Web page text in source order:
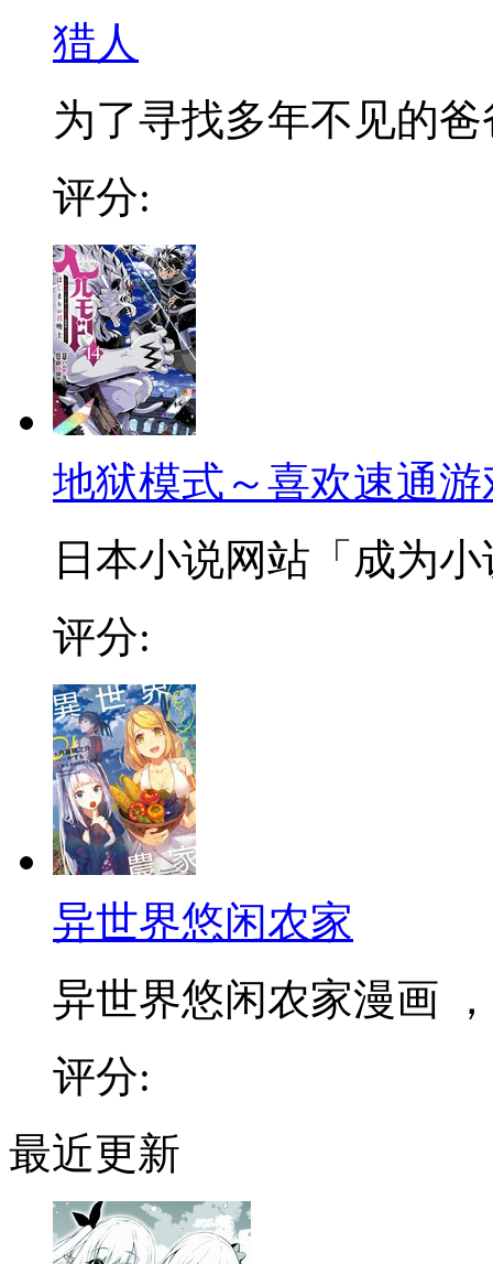
猎人
为了寻找多年不见的爸
评分:
地狱模式～喜欢速通
日本小说网站「成为
评分:
异世界悠闲农家
异世界悠闲农家漫画
评分:
最近更新